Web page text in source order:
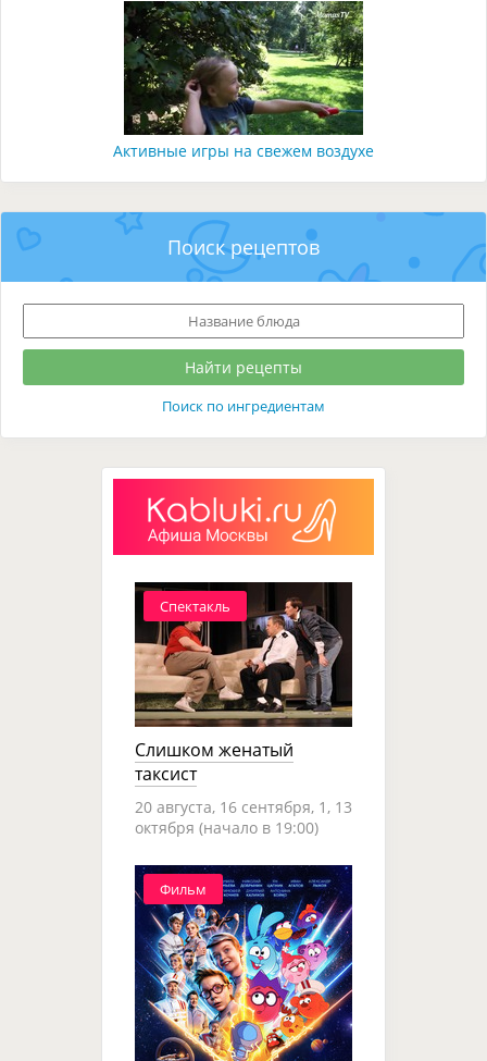
Активные игры на свежем воздухе
Поиск рецептов
Поиск по ингредиентам
Спектакль
Слишком женатый
таксист
20 августа, 16 сентября, 1, 13
октября (начало в 19:00)
Фильм